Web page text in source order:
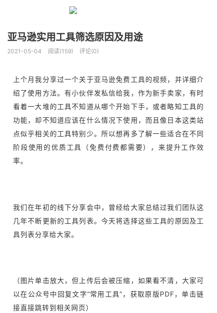
亚马逊实用工具筛选原因及用途
2021-05-04 阅读(159) 评论(0)
上个月我分享过一个关于亚马逊免费工具的视频，并详细介
绍了使用方法。有小伙伴发私信给我，作为新手卖家，有时
看着一大堆的工具不知道从哪个开始下手，或者略知工具的
功能，却不知道应该在什么情况下使用，而且像日本这类站
点似乎相关的工具特别少。所以想再多了解一些适合在不同
阶段使用的优质工具（免费付费都需要），来提升工作效
率。
我们在年初的线下分享会中，曾经给大家总结过我们团队这
几年不断更新的工具列表。今天将选择这些工具的原因及工
具列表分享给大家。
（图片单击放大，但 上传后会被压缩，如果看不清，大家可
以在公众号中回复文字“常用工具”，获取原版PDF，单击链
接直接跳转到相关网页）